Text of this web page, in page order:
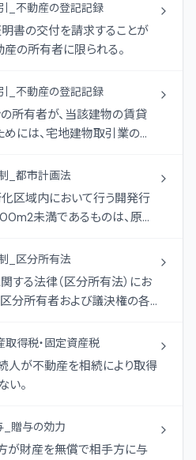
_不動産の登記記録
書の交付を請求することが
の所有者に限られる。
_不動産の登記記録
の所有者が、当該建物の賃貸
には、宅地建物取引業の免
_都市計画法
区域内において行う開発行
未満であるものは、原則
_区分所有法
する法律（区分所有法）にお
区分所有者および議決権の各
得税・固定資産税
人が不動産を相続により取得
い。
_贈与の効力
が財産を無償で相手方に与